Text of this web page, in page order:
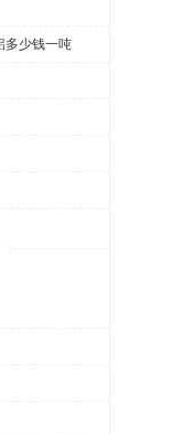
多少钱一吨